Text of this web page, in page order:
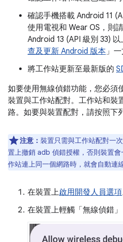
確認手機搭載 Android 11
使用電視和 Wear OS，則
Android 13 (API 級別 33)
查及更新 Android 版本」一
將工作站更新至最新版的
如要使用無線偵錯功能，您必須
裝置與工作站配對。工作站和裝
路。如要與裝置配對，請按照下
注意： 裝置只需與工作站配對一
置上撤銷 adb 偵錯授權，否則裝置
作站連上同一個網路時，就會自動連線
在裝置上啟用開發人員選項
在裝置上輕觸「無線偵錯」